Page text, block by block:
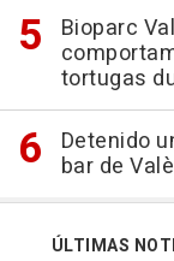
Bioparc
tortugas
Detenido
bar de
ÚLTIMAS